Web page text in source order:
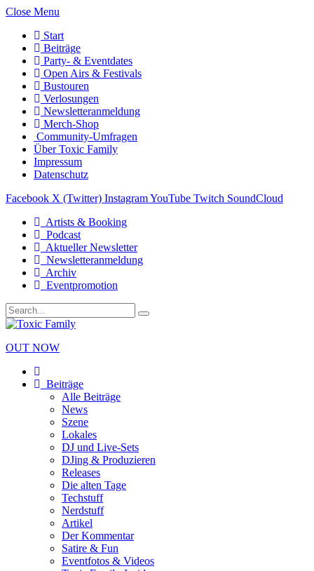
Close Menu
Start
Beiträge
Party- & Eventdates
Open Airs & Festivals
Bustouren
Verlosungen
Newsletteranmeldung
Merch-Shop
Community-Umfragen
Über Toxic Family
Impressum
Datenschutz
Facebook X (Twitter) InstagramYouTube Twitch SoundCloud
Artists & Booking
Podcast
Aktueller Newsletter
Newsletteranmeldung
Archiv
Eventpromotion
OUT NOW
Beiträge
Alle Beiträge
News
Szene
Lokales
DJ und Live-Sets
DJing & Produzieren
Releases
Die alten Tage
Techstuff
Nerdstuff
Artikel
Der Kommentar
Satire & Fun
Eventfotos & Videos